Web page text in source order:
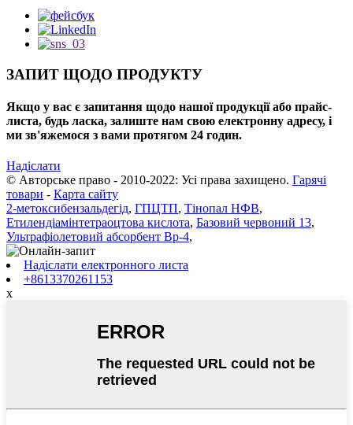
ЗАПИТ ЩОДО ПРОДУКТУ
Якщо у вас є запитання щодо нашої продукції або прайс-
листа, будь ласка, залиште нам свою електронну адресу, і
ми зв'яжемося з вами протягом 24 годин.
Надіслати
© Авторське право - 2010-2022: Усі права захищено. Гарячі
товари - Карта сайту
2-метоксибензальдегід, ГПЦТП, Тінопал НФВ,
Етилендіамінтетраоцтова кислота, Базовий червоний 13,
Ультрафіолетовий абсорбент Bp-4,
Надіслати електронного листа
+8613370261153
x